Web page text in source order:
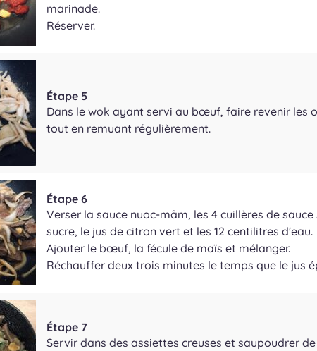
marinade.
Réserver.
Étape 5
Dans le wok ayant servi au bœuf, faire revenir les
tout en remuant régulièrement.
Étape 6
Verser la sauce nuoc-mâm, les 4 cuillères de
sucre, le jus de citron vert et les 12 centilitres d'eau.
Ajouter le bœuf, la fécule de maïs et mélanger.
Réchauffer deux trois minutes le temps que le jus
Étape 7
Servir dans des assiettes creuses et saupoudrer